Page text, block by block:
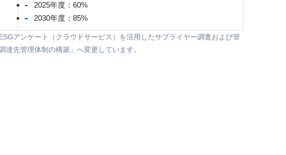
2025年度：60%
2030年度：85%
アンケート（クラウドサービス）を活用したサプライヤー調査および管
先管理体制の構築」へ変更しています。